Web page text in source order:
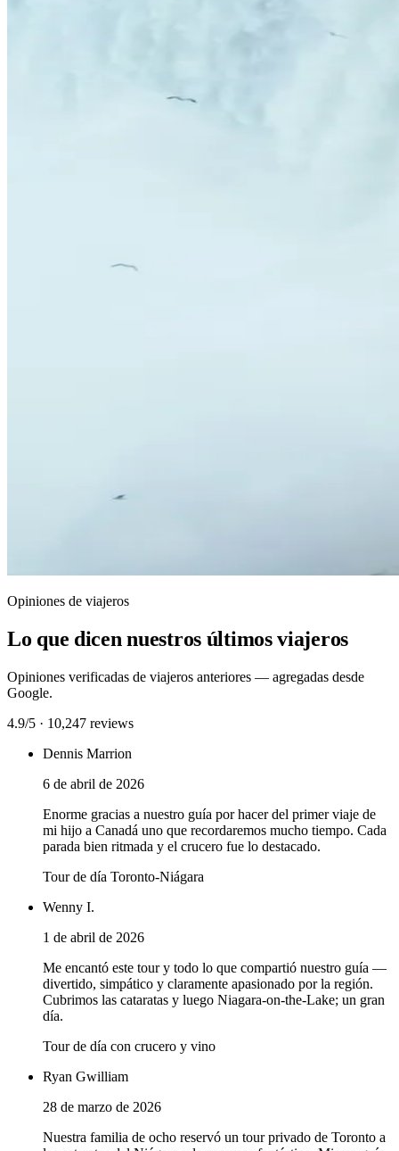
Opiniones de viajeros
Lo que dicen nuestros últimos viajeros
Opiniones verificadas de viajeros anteriores — agregadas desde
Google.
4.9/5 · 10,247 reviews
Dennis Marrion
6 de abril de 2026
Enorme gracias a nuestro guía por hacer del primer viaje de
mi hijo a Canadá uno que recordaremos mucho tiempo. Cada
parada bien ritmada y el crucero fue lo destacado.
Tour de día Toronto-Niágara
Wenny I.
1 de abril de 2026
Me encantó este tour y todo lo que compartió nuestro guía —
divertido, simpático y claramente apasionado por la región.
Cubrimos las cataratas y luego Niagara-on-the-Lake; un gran
día.
Tour de día con crucero y vino
Ryan Gwilliam
28 de marzo de 2026
Nuestra familia de ocho reservó un tour privado de Toronto a